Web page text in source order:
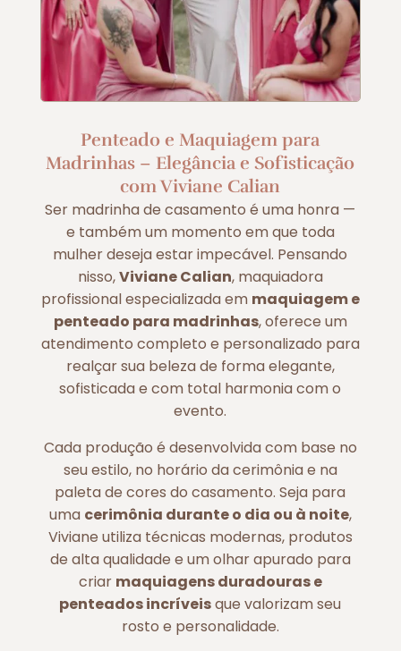
Penteado e Maquiagem para
Madrinhas – Elegância e Sofisticação
com Viviane Calian
Ser madrinha de casamento é uma honra —
e também um momento em que toda
mulher deseja estar impecável. Pensando
nisso,Viviane Calian, maquiadora
profissional especializada em maquiagem e
penteado para madrinhas, oferece um
atendimento completo e personalizado para
realçar sua beleza de forma elegante,
sofisticada e com total harmonia com o
evento.
Cada produção é desenvolvida com base no
seu estilo, no horário da cerimônia e na
paleta de cores do casamento. Seja para
uma cerimônia durante o dia ou à noite,
Viviane utiliza técnicas modernas, produtos
de alta qualidade e um olhar apurado para
criar maquiagens duradouras e
penteados incríveisque valorizam seu
rosto e personalidade.